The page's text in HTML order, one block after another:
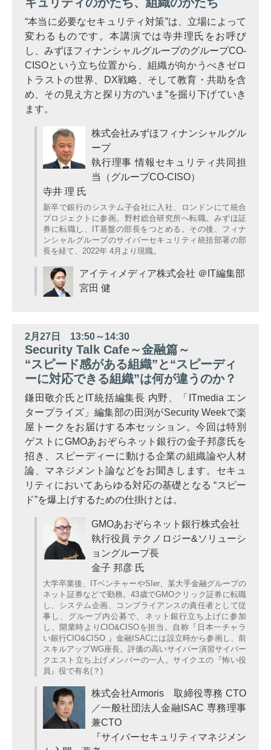
“本当に必要なセキュリティ対策”は、立場によって
変わるものです。本講演では寺井理氏をお呼び
し、みずほフィナンシャルグループのグループCO-
CISOという立ち位置から、組織が向かうべきゼロ
トラストの世界、DX戦略、そして教育・共助を含
め、その見え方と探り方の“いま”を掘り下げていき
ます。
株式会社みずほフィナンシャルグル
ープ
執行理事 情報セキュリティ共同担
当（グループCO-CISO）
寺井 理 氏
新卒で銀行のシステム子会社に入社、ロンドンにて統合
プロジェクトに参画。野村総合研究所へ転職。みずほ証
券に転職し、IT基盤の部長をつとめる。その後、フィナ
ンシャルグループのサイバーセキュリティ統括部署の部
長を経て、2022年 4月より現職。
アイティメディア株式会社 ＠IT編集部
宮田 健
2月27日 13:50～14:30
Security Talk Cafe～金融篇～
“スピード感がある組織”と“スピーディ
ーに対応できる組織”は何が違うのか？
鎌田敬介氏とIT統括編集長 内野、「ITmedia エン
タープライズ」編集部の田渕がSecurity Weekで楽
屋トークをお届けする本セッション。今回は特別
ゲストにGMOあおぞらネット銀行の金子邦彦氏を
招き、スピーディーに動ける企業の組織論や人材
論、マネジメント論などをお聞きします。セキュ
リティにおいてあらゆる対応の基礎となる “スピー
ド”を爆上げするための仕掛けとは。
GMOあおぞらネット銀行株式会社
執行役員 テクノロジー&ソリューシ
ョングループ長
金子 邦彦 氏
大学卒業後、ITベンチャーやSIer、某大手金融グループの
ネット証券などで勤務。43歳でGMOクリック証券に転職
し、システム企画、コンプライアンスの責任者として従
事し、グループ内公募で、ネット銀行立ち上げに参加
し、開業時よりCIO&CISOを担当。自称『日本一チャラ
い銀行CIO&CISO 』金融ISACには設立時から参画し、前
スキルアップWG座長。評価の高いサイバー演習サイバー
クエスト立ち上げメンバーの一人。サイクエの『怖い役
員』役で有名(？)
株式会社Armoris 取締役専務 CTO
／一般社団法人金融ISAC 専務理事
兼CTO
『サイバーセキュリティマネジメン